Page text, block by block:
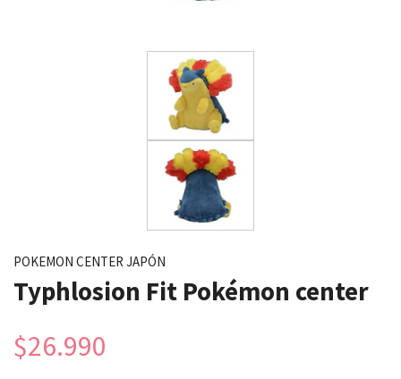
POKEMON CENTER JAPÓN
Typhlosion Fit Pokémon center
$26.990